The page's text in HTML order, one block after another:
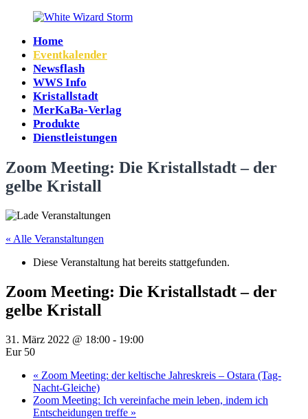
springen
White
Wizard
Home
Eventkalender
Newsflash
WWS Info
Kristallstadt
MerKaBa-Verlag
Produkte
Dienstleistungen
Zoom Meeting: Die Kristallstadt – der
gelbe Kristall
« Alle Veranstaltungen
Diese Veranstaltung hat bereits stattgefunden.
Zoom Meeting: Die Kristallstadt – der
gelbe Kristall
31. März 2022 @ 18:00 - 19:00
Eur 50
« Zoom Meeting: der keltische Jahreskreis – Ostara (Tag-
Nacht-Gleiche)
Zoom Meeting: Ich vereinfache mein leben, indem ich
Entscheidungen treffe »